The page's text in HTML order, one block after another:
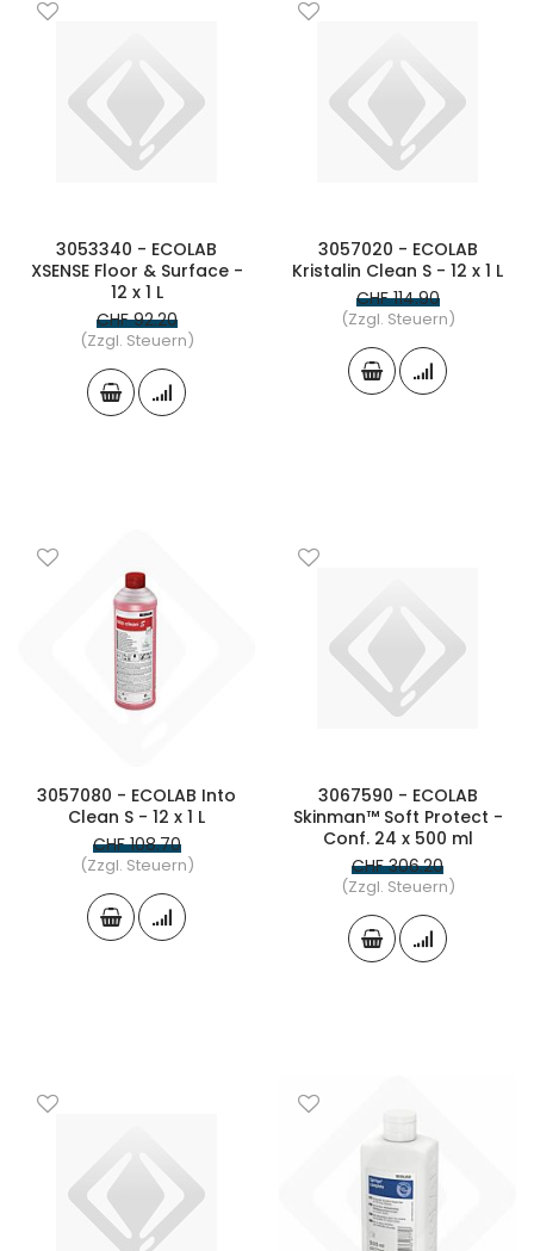
3053340 - ECOLAB
XSENSE Floor & Surface -
12 x 1 L
CHF 92.20
(Zzgl. Steuern)
3057020 - ECOLAB
Kristalin Clean S - 12 x 1 L
CHF 114.90
(Zzgl. Steuern)
3057080 - ECOLAB Into
Clean S - 12 x 1 L
CHF 108.70
(Zzgl. Steuern)
3067590 - ECOLAB
Skinman™ Soft Protect -
Conf. 24 x 500 ml
CHF 306.20
(Zzgl. Steuern)